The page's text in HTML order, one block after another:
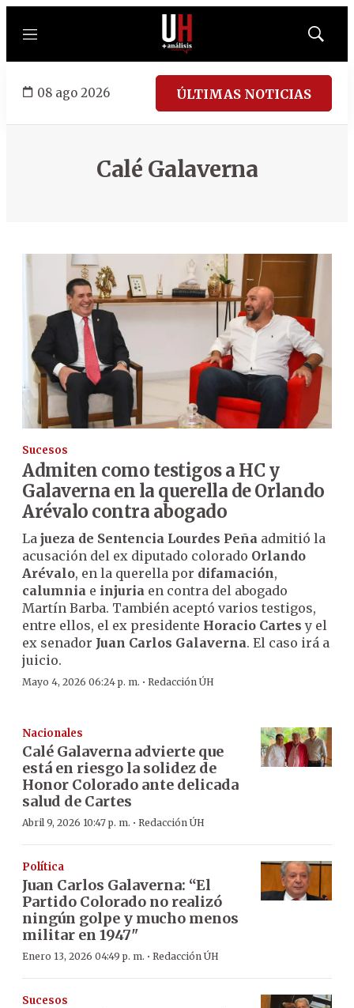
Menú
Mostrar
08 ago 2026 ÚLTIMAS NOTICIAS
Calé Galaverna
Sucesos
Admiten como testigos a HC y
Galaverna en la querella de Orlando
Arévalo contra abogado
La jueza de Sentencia Lourdes Peña admitió la
acusación del ex diputado colorado Orlando
Arévalo, en la querella por difamación,
calumnia e injuria en contra del abogado
Martín Barba. También aceptó varios testigos,
entre ellos, el ex presidente Horacio Cartes y el
ex senador Juan Carlos Galaverna. El caso irá a
juicio.
Mayo 4, 2026 06:24 p. m. · Redacción ÚH
Nacionales
Calé Galaverna advierte que
está en riesgo la solidez de
Honor Colorado ante delicada
salud de Cartes
Abril 9, 2026 10:47 p. m. · Redacción ÚH
Política
Juan Carlos Galaverna: “El
Partido Colorado no realizó
ningún golpe y mucho menos
militar en 1947"
Enero 13, 2026 04:49 p. m. · Redacción ÚH
Sucesos